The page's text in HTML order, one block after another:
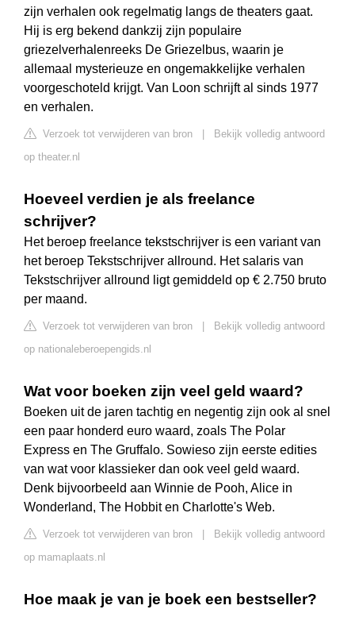
zijn verhalen ook regelmatig langs de theaters gaat.
Hij is erg bekend dankzij zijn populaire
griezelverhalenreeks De Griezelbus, waarin je
allemaal mysterieuze en ongemakkelijke verhalen
voorgeschoteld krijgt. Van Loon schrijft al sinds 1977
en verhalen.
Verzoek tot verwijderen van bron
Bekijk volledig antwoord
op theater.nl
Hoeveel verdien je als freelance
schrijver?
Het beroep freelance tekstschrijver is een variant van
het beroep Tekstschrijver allround. Het salaris van
Tekstschrijver allround ligt gemiddeld op € 2.750 bruto
per maand.
Verzoek tot verwijderen van bron
Bekijk volledig antwoord
op nationaleberoepengids.nl
Wat voor boeken zijn veel geld waard?
Boeken uit de jaren tachtig en negentig zijn ook al snel
een paar honderd euro waard, zoals The Polar
Express en The Gruffalo. Sowieso zijn eerste edities
van wat voor klassieker dan ook veel geld waard.
Denk bijvoorbeeld aan Winnie de Pooh, Alice in
Wonderland, The Hobbit en Charlotte's Web.
Verzoek tot verwijderen van bron
Bekijk volledig antwoord
op mamaplaats.nl
Hoe maak je van je boek een bestseller?